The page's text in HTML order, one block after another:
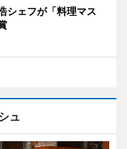
シェフが「料理マス
ュ